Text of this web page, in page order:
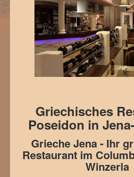
Virtueller Rundgang
Anfahrt
Griechisches
Poseidon in
Grieche Jena - Ihr
Restaurant im
Winzerla